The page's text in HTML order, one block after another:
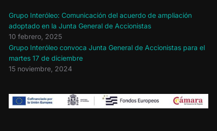
Grupo Interóleo: Comunicación del acuerdo de ampliación
adoptado en la Junta General de Accionistas
10 febrero, 2025
Grupo Interóleo convoca Junta General de Accionistas para el
martes 17 de diciembre
15 noviembre, 2024